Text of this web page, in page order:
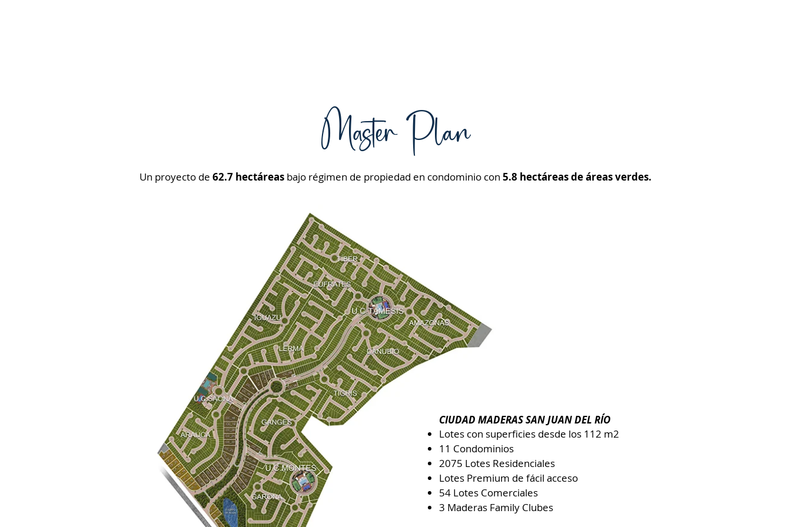
Master Plan
Un proyecto de 62.7 hectáreas bajo régimen de propiedad en condominio con 5.8 hectáreas de áreas verdes.
CIUDAD MADERAS SAN JUAN DEL RÍO
Lotes con superficies desde los 112 m2
11 Condominios
2075 Lotes Residenciales
Lotes Premium de fácil acceso
54 Lotes Comerciales
3 Maderas Family Clubes